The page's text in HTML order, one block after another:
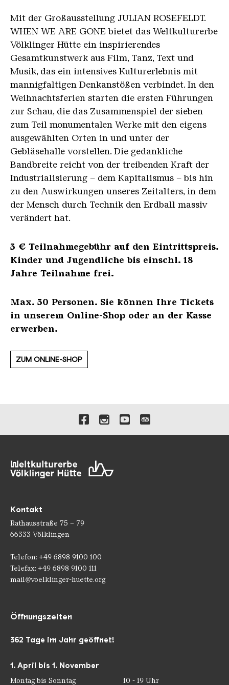
Mit der Großausstellung JULIAN ROSEFELDT.
WHEN WE ARE GONE bietet das Weltkulturerbe
Völklinger Hütte ein inspirierendes
Gesamtkunstwerk aus Film, Tanz, Text und
Musik, das ein intensives Kulturerlebnis mit
mannigfaltigen Denkanstößen verbindet. In den
Weihnachtsferien starten die ersten Führungen
zur Schau, die das Zusammenspiel der sieben
zum Teil monumentalen Werke mit den eigens
ausgewählten Orten in und unter der
Gebläsehalle vorstellen. Die gedankliche
Bandbreite reicht von der treibenden Kraft der
Industrialisierung – dem Kapitalismus – bis hin
zu den Auswirkungen unseres Zeitalters, in dem
der Mensch durch Technik den Erdball massiv
verändert hat.
3 € Teilnahmegebühr auf den Eintrittspreis.
Kinder und Jugendliche bis einschl. 18
Jahre Teilnahme frei.
Max. 30 Personen. Sie können Ihre Tickets
in unserem Online-Shop oder an der Kasse
erwerben.
ZUM ONLINE-SHOP
Verlinkungen zu unseren
Kontakt
Rathausstraße 75 – 79
66333 Völklingen
Telefon: +49 6898 9100 100
Telefax: +49 6898 9100 111
mail@voelklinger-huette.org
Öffnungszeiten
362 Tage im Jahr geöffnet!
1. April bis 1. November
Montag bis Sonntag 10 - 19 Uhr